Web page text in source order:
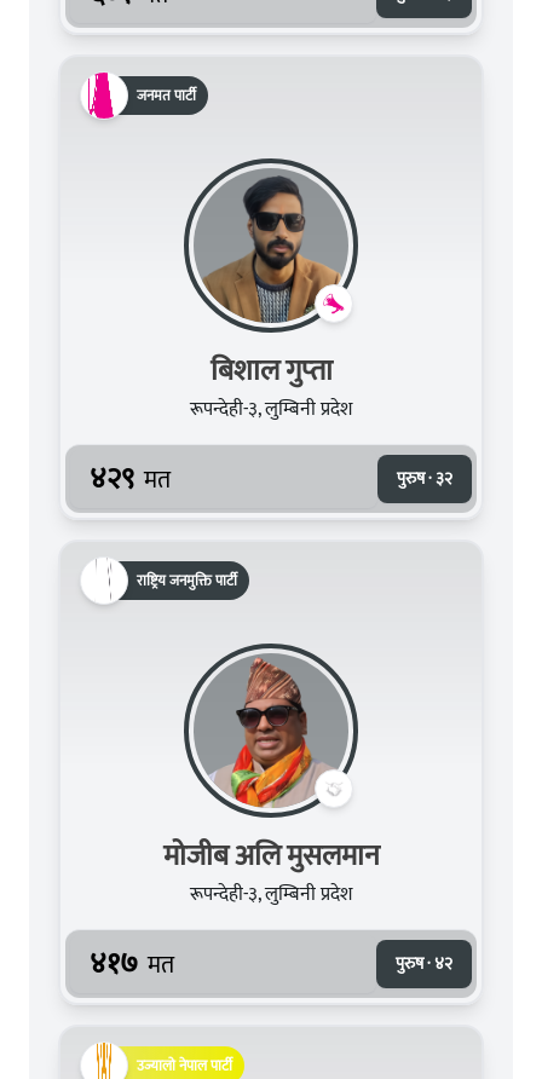
जनमत पार्टी
बिशाल गुप्‍ता
रूपन्देही-३, लुम्बिनी प्रदेश
४२९ मत पुरुष · ३२
राष्ट्रिय जनमुक्ति पार्टी
मोजीब अलि मुसलमान
रूपन्देही-३, लुम्बिनी प्रदेश
४१७ मत पुरुष · ४२
उज्यालो नेपाल पार्टी